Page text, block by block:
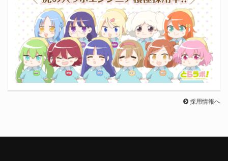
採用情報へ